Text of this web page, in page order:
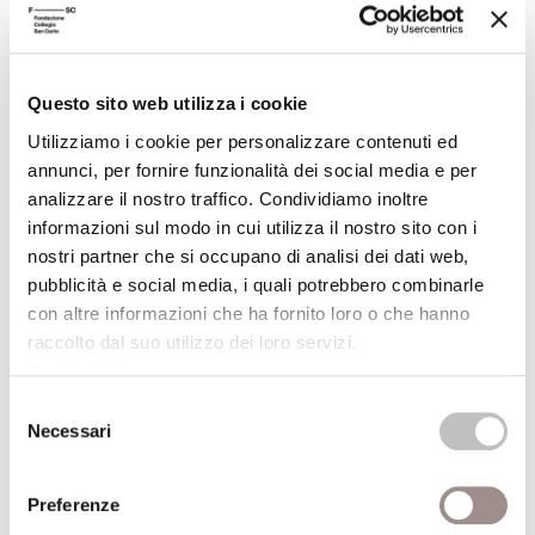
Questo sito web utilizza i cookie
Utilizziamo i cookie per personalizzare contenuti ed
annunci, per fornire funzionalità dei social media e per
analizzare il nostro traffico. Condividiamo inoltre
informazioni sul modo in cui utilizza il nostro sito con i
nostri partner che si occupano di analisi dei dati web,
pubblicità e social media, i quali potrebbero combinarle
con altre informazioni che ha fornito loro o che hanno
raccolto dal suo utilizzo dei loro servizi.
delNecessari
Preferenze
consente di fare educazione in tutti i campi,
ma con un approccio che cerca il più
esterno come campo d’esperienza. La cosa
interessante per un insegnante che pratica
questo tipo di educazione è rendersi conto
che man mano che i bambini prendono
dimestichezza con lo stare fuori,
guadagnano autonomia e sicurezza: basta
suggerire, venire in aiuto laddove serve,
osservare. Non è questione di contenuti o di
non sono i bambini ad aver difficoltà a stare
alle paure di gestire, guidare, prevenire.